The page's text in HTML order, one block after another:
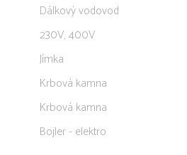
Dálkový vodovod
230V, 400V
Jímka
Krbová kamna
Krbová kamna
Bojler - elektro